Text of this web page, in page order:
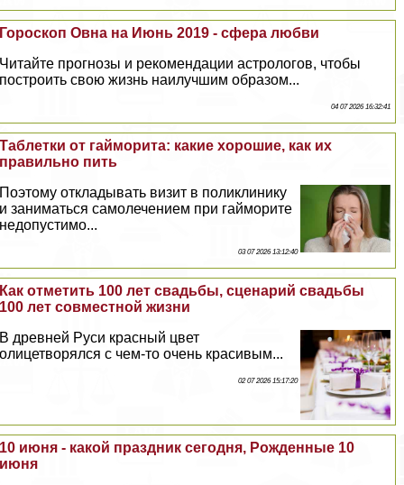
Гороскоп Овна на Июнь 2019 - сфера любви
Читайте прогнозы и рекомендации астрологов, чтобы
построить свою жизнь наилучшим образом...
04 07 2026 16:32:41
Таблетки от гайморита: какие хорошие, как их
правильно пить
Поэтому откладывать визит в поликлинику
и заниматься самолечением при гайморите
недопустимо...
03 07 2026 13:12:40
Как отметить 100 лет свадьбы, сценарий свадьбы
100 лет совместной жизни
В древней Руси красный цвет
олицетворялся с чем-то очень красивым...
02 07 2026 15:17:20
10 июня - какой праздник сегодня, Рожденные 10
июня